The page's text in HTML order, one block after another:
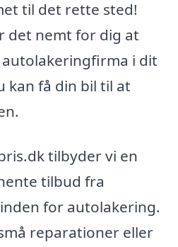
til det rette sted!
det nemt for dig at
i dit
kan få din bil til at
tilbyder vi en
tilbud fra
for autolakering.
reparationer eller